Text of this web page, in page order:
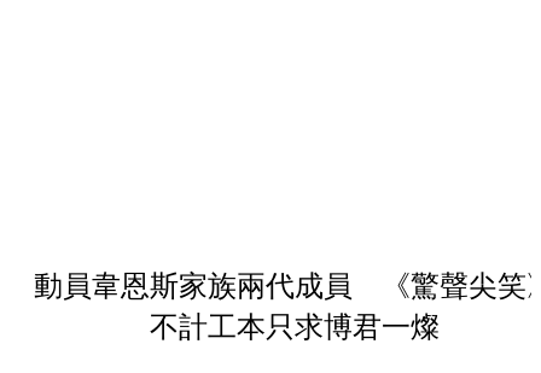
動員韋恩斯家族兩代成員 《驚聲尖笑
不計工本只求博君一燦